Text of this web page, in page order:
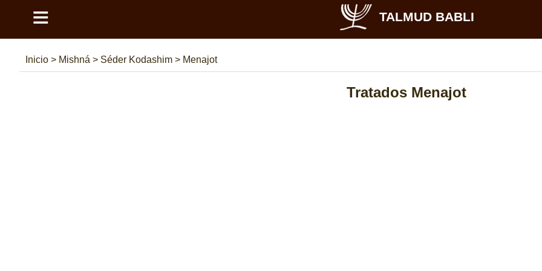
≡ TALMUD BABLI
Inicio > Mishná > Séder Kodashim > Menajot
Tratados Menajot